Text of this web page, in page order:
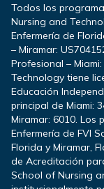
Todos los
Nursing and
Enfermería de
– Miramar:
Profesional –
Technology tiene
Educación
principal de Miami:
Miramar: 6010. Los
Enfermería de FVI
Florida y Miramar,
de Acreditación
School of Nursing